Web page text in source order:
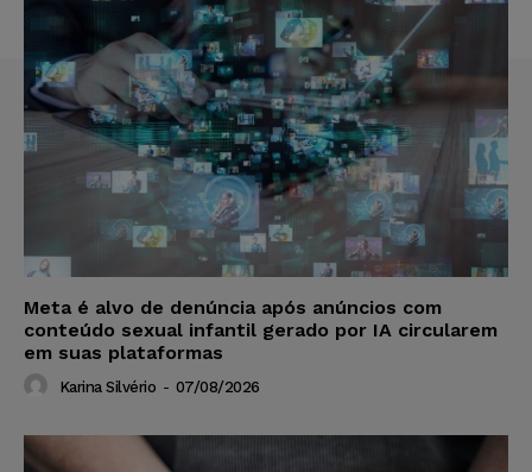
Meta é alvo de denúncia após anúncios com
conteúdo sexual infantil gerado por IA circularem
em suas plataformas
Karina Silvério - 07/08/2026